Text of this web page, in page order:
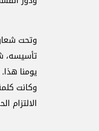
وتحت
تأسيسه،
يومنا هذا.
وكانت
الالتزام